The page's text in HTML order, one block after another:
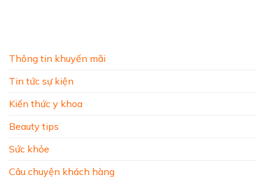
Thông tin khuyến mãi
Tin tức sự kiện
Kiến thức y khoa
Beauty tips
Sức khỏe
Câu chuyện khách hàng